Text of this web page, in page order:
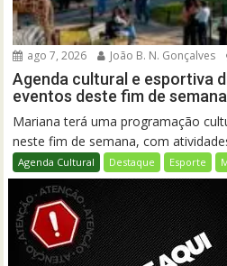
ago 7, 2026 João B. N. Gonçalves
Agenda cultural e esportiva
eventos deste fim de semana
Mariana terá uma programação
neste fim de semana, com
Agenda Cultural Destaque Esporte